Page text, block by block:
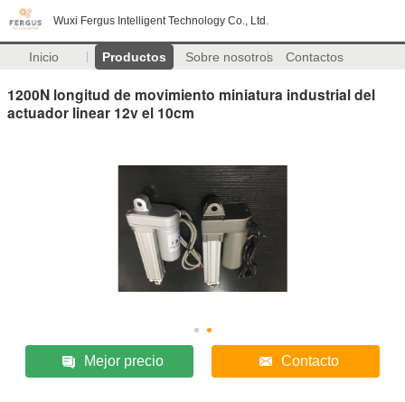
Wuxi Fergus Intelligent Technology Co., Ltd.
Inicio Productos Sobre nosotros Contactos
1200N longitud de movimiento miniatura industrial del
actuador linear 12v el 10cm
Mejor precio Contacto